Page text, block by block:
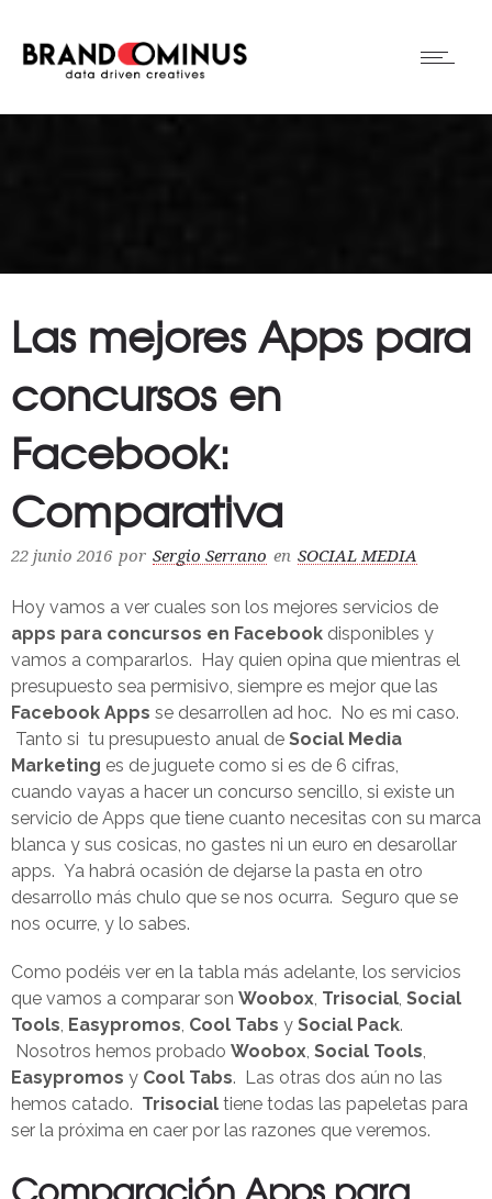
Las mejores Apps para
concursos en
Facebook:
Comparativa
22 junio 2016 por Sergio Serrano en SOCIAL MEDIA
Hoy vamos a ver cuales son los mejores servicios de
apps para concursos en Facebook disponibles y
vamos a compararlos. Hay quien opina que mientras el
presupuesto sea permisivo, siempre es mejor que las
Facebook Apps se desarrollen ad hoc. No es mi caso.
Tanto si tu presupuesto anual de Social Media
Marketing es de juguete como si es de 6 cifras,
cuando vayas a hacer un concurso sencillo, si existe un
servicio de Apps que tiene cuanto necesitas con su marca
blanca y sus cosicas, no gastes ni un euro en desarollar
apps. Ya habrá ocasión de dejarse la pasta en otro
desarrollo más chulo que se nos ocurra. Seguro que se
nos ocurre, y lo sabes.
Como podéis ver en la tabla más adelante, los servicios
que vamos a comparar son Woobox, Trisocial, Social
Tools, Easypromos, Cool Tabs y Social Pack.
Nosotros hemos probado Woobox, Social Tools,
Easypromos y Cool Tabs. Las otras dos aún no las
hemos catado. Trisocial tiene todas las papeletas para
ser la próxima en caer por las razones que veremos.